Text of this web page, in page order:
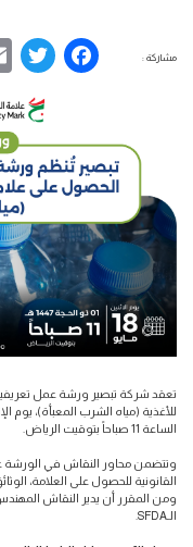
مشاركة :
تعقد شركة تبصير ورشة عمل تعريفية
الساعة 11 صباحاً بتوقيت الرياض.
وتتضمن محاور النقاش في الورشة عدة
القانونية للحصول على العلامة، الوثائق
ومن المقرر أن يدير النقاش المهندس/